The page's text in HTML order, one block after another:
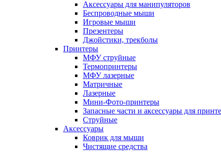
Аксессуары для манипуляторов
Беспроводные мыши
Игровые мыши
Презентеры
Джойстики, трекболы
Принтеры
МФУ струйные
Термопринтеры
МФУ лазерные
Матричные
Лазерные
Мини-Фото-принтеры
Запасные части и аксессуары для
Струйные
Аксессуары
Коврик для мыши
Чистящие средства